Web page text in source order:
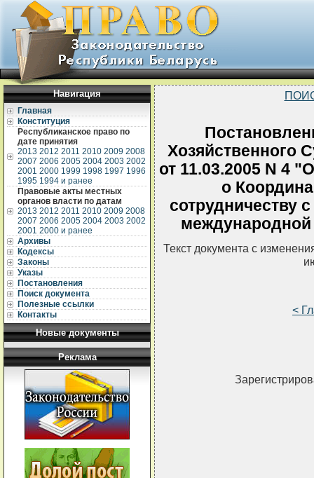
Навигация
Главная
Конституция
Республиканское право по
дате принятия
2013 2012 2011 2010 2009 2008
2007 2006 2005 2004 2003 2002
2001 2000 1999 1998 1997 1996
1995 1994 и ранее
Правовые акты местных
органов власти по датам
2013 2012 2011 2010 2009 2008
2007 2006 2005 2004 2003 2002
2001 2000 и ранее
Архивы
Кодексы
Законы
Указы
Постановления
Поиск документа
Полезные ссылки
Контакты
Новые документы
Реклама
Хозяйственного
от 11.03.2005 N 4
о
сотрудничеству
Текст документа с
<